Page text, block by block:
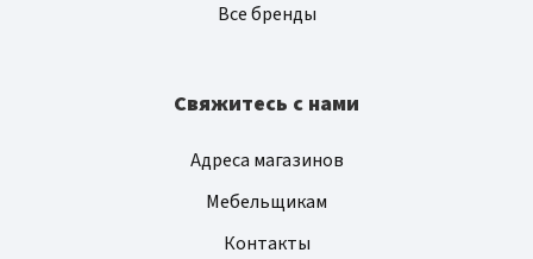
Все бренды
Свяжитесь с нами
Адреса магазинов
Мебельщикам
Контакты